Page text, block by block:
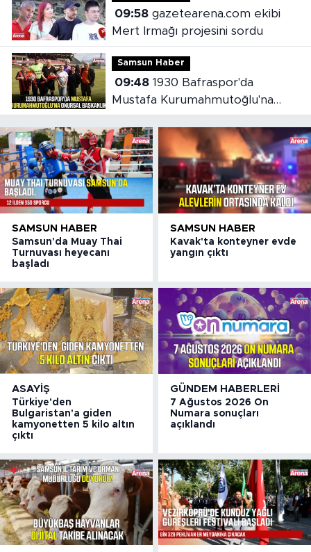
09:58gazetearena.com ekibi
Mert Irmağı projesini sordu
Samsun Haber
09:481930 Bafraspor'da
Mustafa Kurumahmutoğlu'na
onursal başkanlık
SAMSUN HABER
Samsun'da Muay Thai
Turnuvası heyecanı
başladı
SAMSUN HABER
Kavak'ta konteyner evde
yangın çıktı
ASAYIŞ
Türkiye'den
Bulgaristan'a giden
kamyonetten 5 kilo altın
çıktı
GÜNDEM HABERLERI
7 Ağustos 2026 On
Numara sonuçları
açıklandı